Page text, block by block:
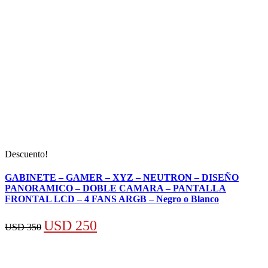
Descuento!
GABINETE – GAMER – XYZ – NEUTRON – DISEÑO
PANORAMICO – DOBLE CAMARA – PANTALLA
FRONTAL LCD – 4 FANS ARGB – Negro o Blanco
USD350 El
USD 250